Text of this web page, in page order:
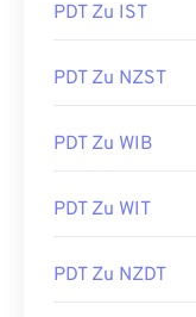
PDT Zu IST
PDT Zu NZST
PDT Zu WIB
PDT Zu WIT
PDT Zu NZDT